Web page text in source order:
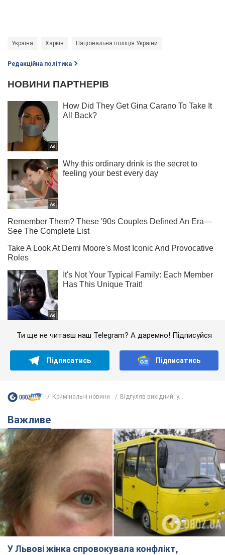
Україна Харків Національна поліція України
Редакційна політика
Ти ще не читаєш наш Telegram? А даремно! Підписуйся
Підписатись Підписатись
Кримінальні новини Відгуляв вихідний: у...
Важливе
У Львові жінка спровокувала конфлікт,